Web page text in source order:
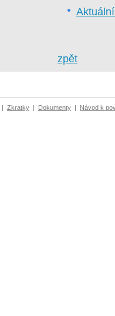
zpět
| Zkratky | Dokumenty | Návod k